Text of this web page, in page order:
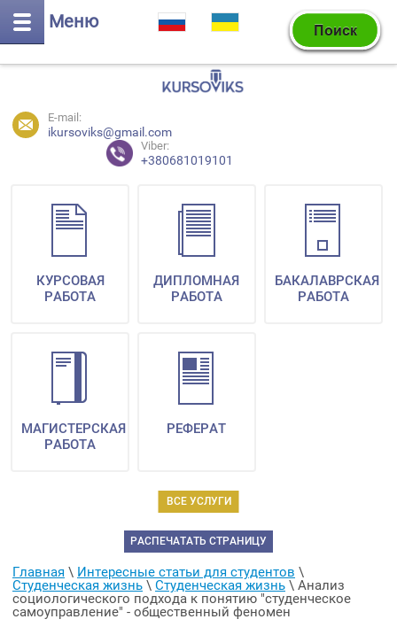
Меню
E-mail:
ikursoviks@gmail.com
Viber:
+380681019101
ВСЕ УСЛУГИ
КУРСОВАЯ
РАБОТА
ДИПЛОМНАЯ
РАБОТА
БАКАЛАВРСКАЯ
РАБОТА
МАГИСТЕРСКАЯ
РАБОТА
РЕФЕРАТ
РАСПЕЧАТАТЬ СТРАНИЦУ
Главная \ Интересные статьи для студентов
Студенческая жизнь \ Студенческая жизнь \ Анализ
социологического подхода к понятию "студенческое
самоуправление" - общественный феномен